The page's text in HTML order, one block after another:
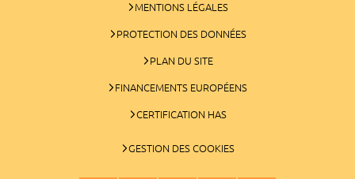
MENTIONS LÉGALES
PROTECTION DES DONNÉES
PLAN DU SITE
FINANCEMENTS EUROPÉENS
CERTIFICATION HAS
GESTION DES COOKIES